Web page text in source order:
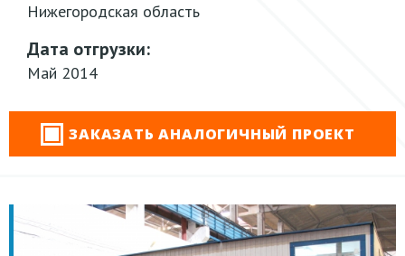
Нижегородская область
Дата отгрузки:
Май 2014
ЗАКАЗАТЬ АНАЛОГИЧНЫЙ ПРОЕКТ